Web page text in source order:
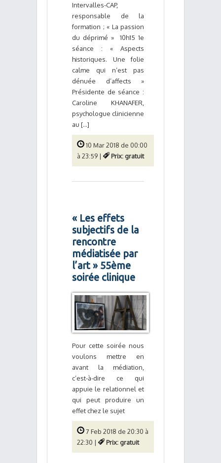
Intervalles-CAP,
responsable de la
formation ; « La passion
du déprimé » 10h15 1e
séance : « Aspects
historiques. Une folie
calme qui n’est pas
dénuée d’affects »
Présidente de séance :
Caroline KHANAFER,
psychologue clinicienne
au [...]
10 Mar 2018 de 00:00
à 23:59 |
Prix: gratuit
« Les effets
subjectifs de la
rencontre
médiatisée par
l’art » 55ème
soirée clinique
Pour cette soirée nous
voulons mettre en
avant la médiation,
c’est-à-dire ce qui
appuie le relationnel et
qui peut produire un
effet chez le sujet
7 Feb 2018 de 20:30 à
22:30 |
Prix: gratuit